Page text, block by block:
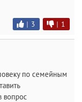
| 3 | 1
по семейным
вопрос